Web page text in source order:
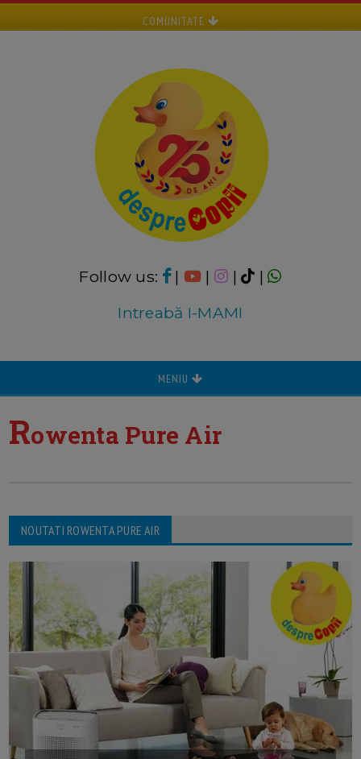
COMUNITATE
Follow us: | | |
|
Intreabă I-MAMI
MENIU
Rowenta Pure Air
NOUTATI ROWENTA PURE AIR